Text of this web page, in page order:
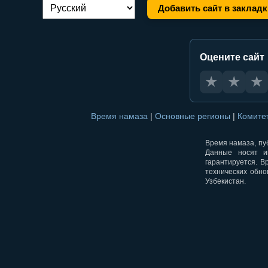
Переключение языка: Добавить сайт в
Оцените сайт
★ ★ ★
Время намаза | Основные регионы |
Время намаза,
Данные носят
гарантируется.
технических
Узбекистан.